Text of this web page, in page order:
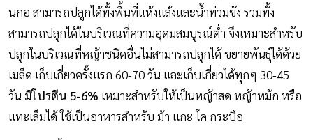
นกอ สามารถปลูกได้ทั้งพื้นที่แห้งแล้งและน้ำท่วมขัง รวมทั้ง
สามารถปลูกได้ในบริเวณที่ความอุดมสมบูรณ์ต่ำ จึงเหมาะสำหรับ
ปลูกในบริเวณที่หญ้าชนิดอื่นไม่สามารถปลูกได้ ขยายพันธุ์ได้ด้วย
เมล็ด เก็บเกี่ยวครั้งแรก 60-70 วัน และเก็บเกี่ยวได้ทุกๆ 30-45
วัน มีโปรตีน 5-6% เหมาะสำหรับให้เป็นหญ้าสด หญ้าหมัก หรือ
แทะเล็มได้ ใช้เป็นอาหารสำหรับ ม้า แกะ โค กระบือ